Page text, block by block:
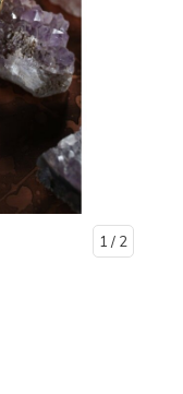
1 / 2